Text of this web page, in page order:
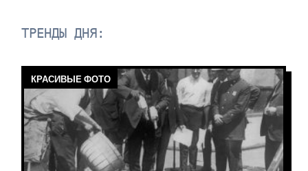
ТРЕНДЫ ДНЯ:
КРАСИВЫЕ ФОТО